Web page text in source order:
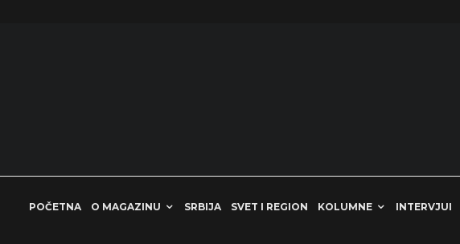
POČETNA O MAGAZINU SRBIJA SVET I REGION KOLUMNE INTERVJUI